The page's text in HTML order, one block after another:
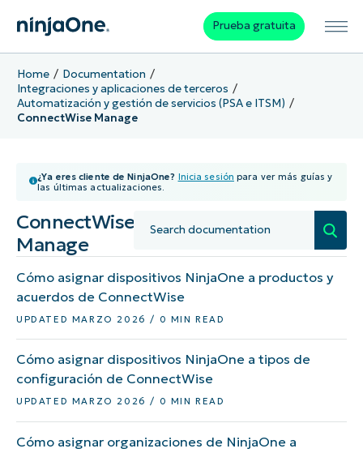
Prueba gratuita
Home
Documentation
Integraciones y aplicaciones de terceros
Automatización y gestión de servicios (PSA e ITSM)
ConnectWise Manage
¿Ya eres cliente de NinjaOne? Inicia sesión para ver más guías y
las últimas actualizaciones.
ConnectWise
Manage
Cómo asignar dispositivos NinjaOne a productos y
acuerdos de ConnectWise
UPDATED MARZO 2026 / 0 MIN READ
Cómo asignar dispositivos NinjaOne a tipos de
configuración de ConnectWise
UPDATED MARZO 2026 / 0 MIN READ
Cómo asignar organizaciones de NinjaOne a